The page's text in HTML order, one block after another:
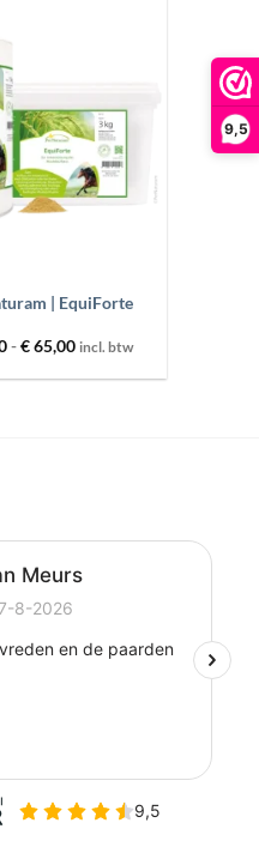
9,5
| EquiForte
-€65,00Prijsklasse:
tot
incl. btw